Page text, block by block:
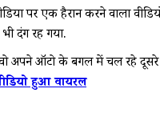
पर एक हैरान करने वाला
दंग रह गया.
है. वो अपने ऑटो के बगल में चल
हुआ वायरल